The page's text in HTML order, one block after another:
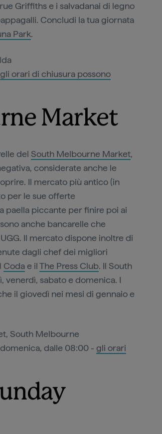
Griffiths e i salvadanai di legno
Concludi la tua giornata
Park.
gli orari di chiusura possono
Market
del South Melbourne Market,
considerate anche le
Il mercato più antico (in
per le sue offerte
paella piccante per finire poi ai
anche bancarelle che
Il mercato dispone inoltre di
dagli chef dei migliori
Codae ilThe Press Club. Il South
sabato e domenica. I
il giovedì nei mesi di gennaio e
South Melbourne
dalle 08:00 - gli orari